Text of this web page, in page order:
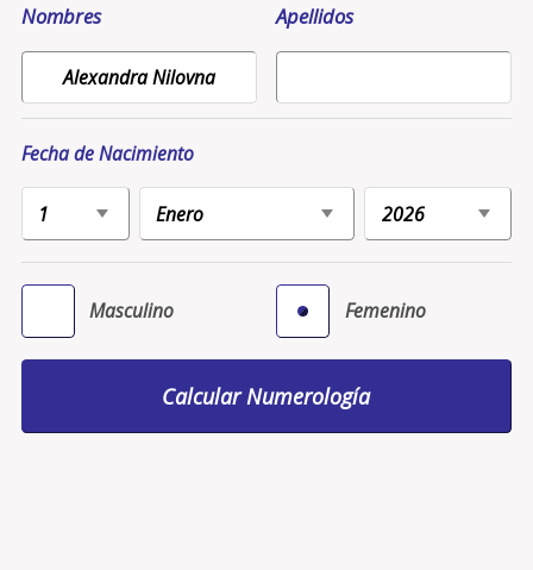
Nombres Apellidos
Fecha de Nacimiento
Masculino Femenino